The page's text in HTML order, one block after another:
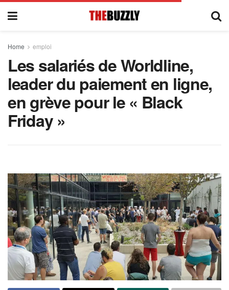
Home emploi
Les salariés de Worldline,
leader du paiement en ligne,
en grève pour le « Black
Friday »